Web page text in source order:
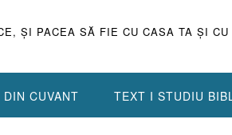
ŞI PACEA SĂ FIE CU CASA TA ŞI CU
CUVANT TEXT I STUDIU